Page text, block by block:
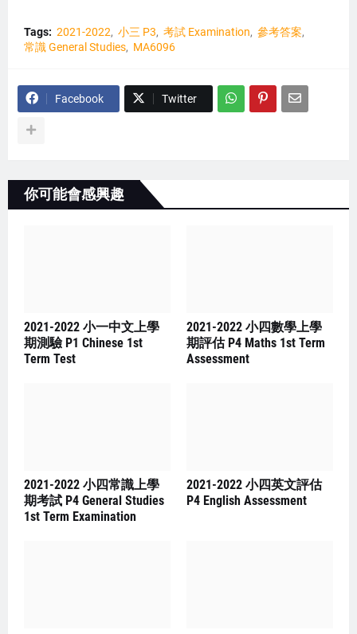
Tags: 2021-2022 小三 P3 考試 Examination
參考答案
常識 General Studies
MA6096
Facebook Twitter
你可能會感興趣
2021-2022 小一中文上學
期測驗 P1 Chinese 1st
Term Test
2021-2022 小四數學上學
期評估 P4 Maths 1st Term
Assessment
2021-2022 小四常識上學
期考試 P4 General Studies
1st Term Examination
2021-2022 小四英文評估
P4 English Assessment